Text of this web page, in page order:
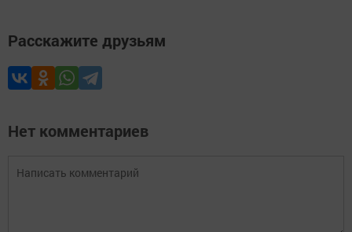
Расскажите друзьям
Нет комментариев